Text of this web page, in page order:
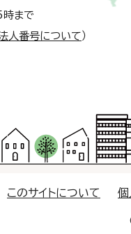
まで
人番号について ）
このサイトについて 個